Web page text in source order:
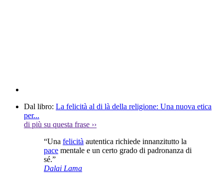
Dal libro: La felicità al di là della religione: Una nuova etica
per...
di più su questa frase ››
“Una felicità autentica richiede innanzitutto la
pace mentale e un certo grado di padronanza di
sé.”
Dalai Lama